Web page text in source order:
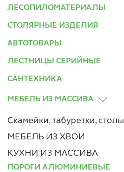
ЛЕСОПИЛОМАТЕРИАЛЫ
СТОЛЯРНЫЕ ИЗДЕЛИЯ
АВТОТОВАРЫ
ЛЕСТНИЦЫ СЕРИЙНЫЕ
САНТЕХНИКА
МЕБЕЛЬ ИЗ МАССИВА
Скамейки, табуретки, столы
МЕБЕЛЬ ИЗ ХВОИ
КУХНИ ИЗ МАССИВА
ПОРОГИ АЛЮМИНИЕВЫЕ